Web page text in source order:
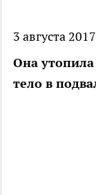
3 августа 2017
Она утопила
тело в